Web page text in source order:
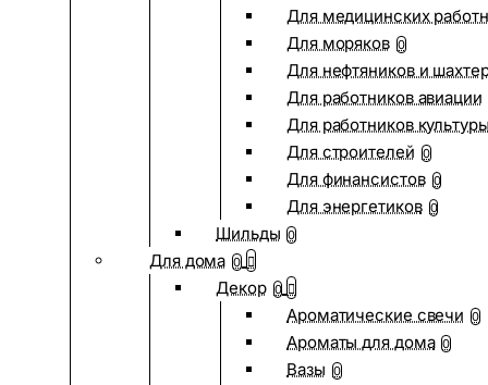
Для медицинских
Для моряков 0
Для нефтяников и
Для работников авиации
Для работников
Для строителей 0
Для финансистов 0
Для энергетиков 0
Шильды 0
Для дома 0
Декор 0
Ароматические свечи 0
Ароматы для дома 0
Вазы 0